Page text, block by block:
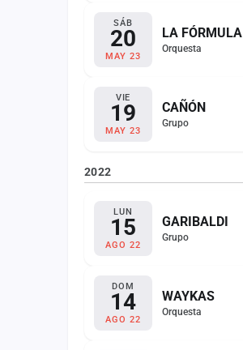
SÁB
20
MAY 23
LA FÓRMULA
Orquesta
VIE
19
MAY 23
CAÑÓN
Grupo
2022
LUN
15
AGO 22
GARIBALDI
Grupo
DOM
14
AGO 22
WAYKAS
Orquesta